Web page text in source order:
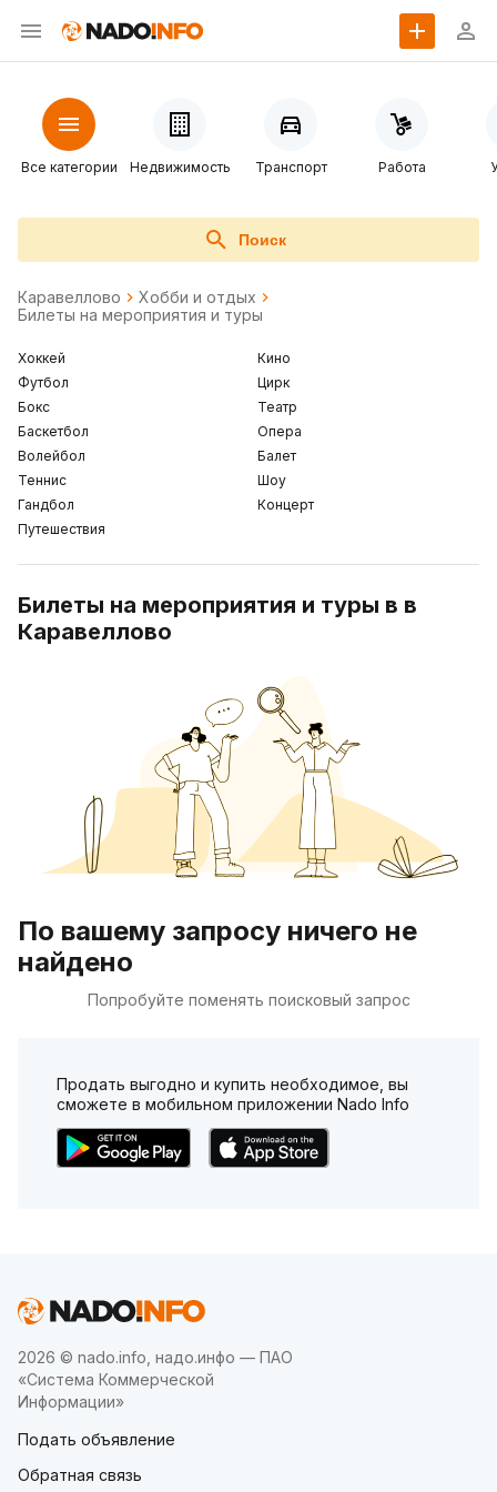
Все категории Недвижимость Транспорт Работа
Поиск
Каравеллово
Хобби и отдых
Билеты на мероприятия и туры
Хоккей
Футбол
Бокс
Баскетбол
Волейбол
Теннис
Гандбол
Путешествия
Кино
Цирк
Театр
Опера
Балет
Шоу
Концерт
Билеты на мероприятия и туры в в
Каравеллово
По вашему запросу ничего не
найдено
Попробуйте поменять поисковый запрос
Продать выгодно и купить необходимое, вы
сможете в мобильном приложении Nado Info
2026 © nado.info, надо.инфо — ПАО
«Система Коммерческой
Информации»
Подать объявление
Обратная связь